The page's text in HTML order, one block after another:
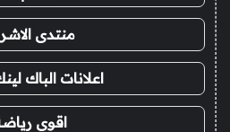
منتدى
اعلانات الباك لينك
اقوى